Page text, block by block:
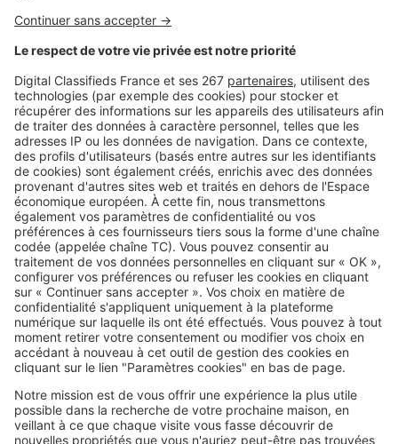
semaine ? Il serait peut-être temps
de changer d'habitude
SeLoger c'est aussi